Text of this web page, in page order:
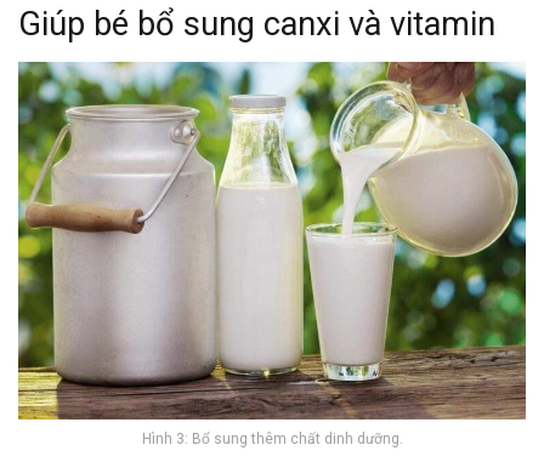
Giúp bé bổ sung canxi và vitamin
Hình 3: Bổ sung thêm chất dinh dưỡng.